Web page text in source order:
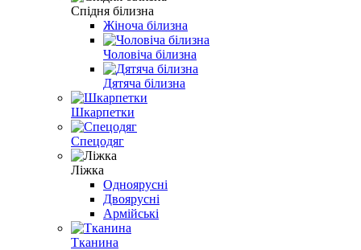
Спідня білизна
Жіноча білизна
Чоловіча білизна
Дятяча білизна
Шкарпетки
Спецодяг
Ліжка
Одноярусні
Двоярусні
Армійські
Тканина